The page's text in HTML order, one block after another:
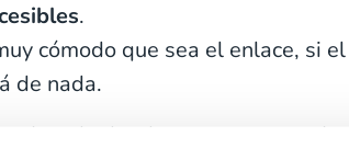
.
cómodo que sea el enlace, si
de nada.
cobro de deudas sector